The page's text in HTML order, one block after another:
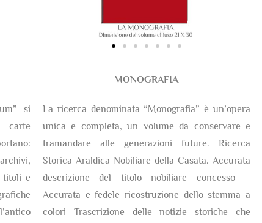
si
carte
titoli e
MONOGRAFIA
La ricerca denominata “Monografia” è un’opera
unica e completa, un volume da conservare e
tramandare alle generazioni future. Ricerca
Storica Araldica Nobiliare della Casata. Accurata
descrizione del titolo nobiliare concesso –
Accurata e fedele ricostruzione dello stemma a
colori Trascrizione delle notizie storiche che